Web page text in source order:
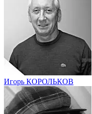
Игорь КОРОЛЬКОВ